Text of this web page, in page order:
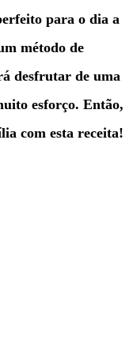
para o dia a
método de
desfrutar de uma
esforço. Então,
com esta receita!